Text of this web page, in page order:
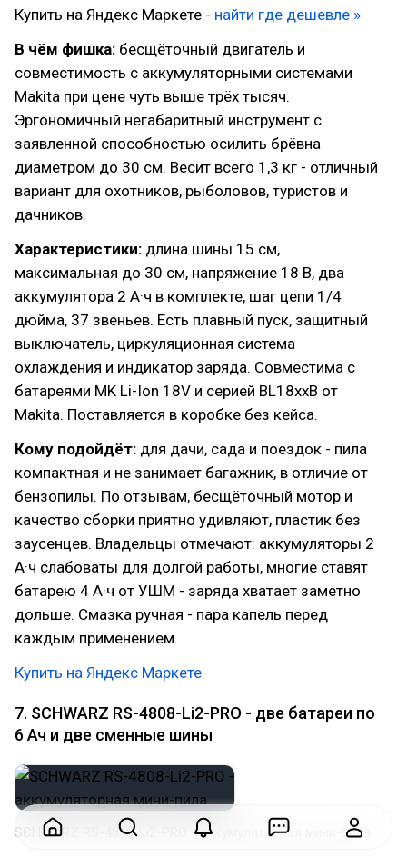
Купить на Яндекс Маркете - найти где дешевле »
В чём фишка: бесщёточный двигатель и
совместимость с аккумуляторными системами
Makita при цене чуть выше трёх тысяч.
Эргономичный негабаритный инструмент с
заявленной способностью осилить брёвна
диаметром до 30 см. Весит всего 1,3 кг - отличный
вариант для охотников, рыболовов, туристов и
дачников.
Характеристики: длина шины 15 см,
максимальная до 30 см, напряжение 18 В, два
аккумулятора 2 А·ч в комплекте, шаг цепи 1/4
дюйма, 37 звеньев. Есть плавный пуск, защитный
выключатель, циркуляционная система
охлаждения и индикатор заряда. Совместима с
батареями MK Li-Ion 18V и серией BL18xxB от
Makita. Поставляется в коробке без кейса.
Кому подойдёт: для дачи, сада и поездок - пила
компактная и не занимает багажник, в отличие от
бензопилы. По отзывам, бесщёточный мотор и
качество сборки приятно удивляют, пластик без
заусенцев. Владельцы отмечают: аккумуляторы 2
А·ч слабоваты для долгой работы, многие ставят
батарею 4 А·ч от УШМ - заряда хватает заметно
дольше. Смазка ручная - пара капель перед
каждым применением.
Купить на Яндекс Маркете
7. SCHWARZ RS-4808-Li2-PRO - две батареи по
6 Ач и две сменные шины
SCHWARZ RS-4808-Li2-PRO - аккумуляторная мини-пила